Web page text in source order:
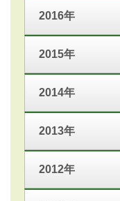
2016年
2015年
2014年
2013年
2012年